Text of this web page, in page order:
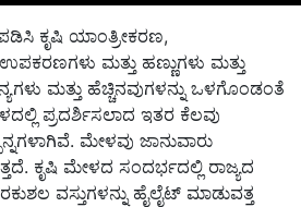
ಕೃಷಿ ಯಾಂತ್ರೀಕರಣ,
ಮತ್ತು ಹಣ್ಣುಗಳು ಮತ್ತು
ಮತ್ತು ಹೆಚ್ಚಿನವುಗಳನ್ನು ಒಳಗೊಂಡಂತೆ
ಪ್ರದರ್ಶಿಸಲಾದ ಇತರ ಕೆಲವು
ಮೇಳವು ಜಾನುವಾರು
ಕೃಷಿ ಮೇಳದ ಸಂದರ್ಭದಲ್ಲಿ ರಾಜ್ಯದ
ವಸ್ತುಗಳನ್ನು ಹೈಲೈಟ್ ಮಾಡುವತ್ತ